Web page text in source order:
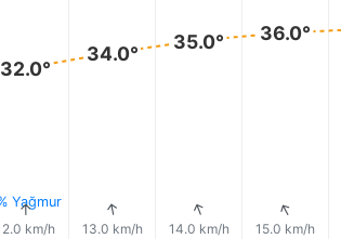
32.0°
Yağmur
↑
km/h
34.0°
↑
13.0 km/h
35.0°
↑
14.0 km/h
36.0°
↑
15.0 km/h